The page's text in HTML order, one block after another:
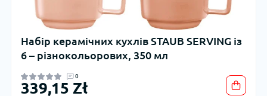
Набір керамічних кухлів STAUB SERVING із
6 – різнокольорових, 350 мл
0
339,15 Zł